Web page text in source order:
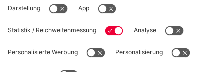
WIDERRUF
Datenschutz
Cookie Details